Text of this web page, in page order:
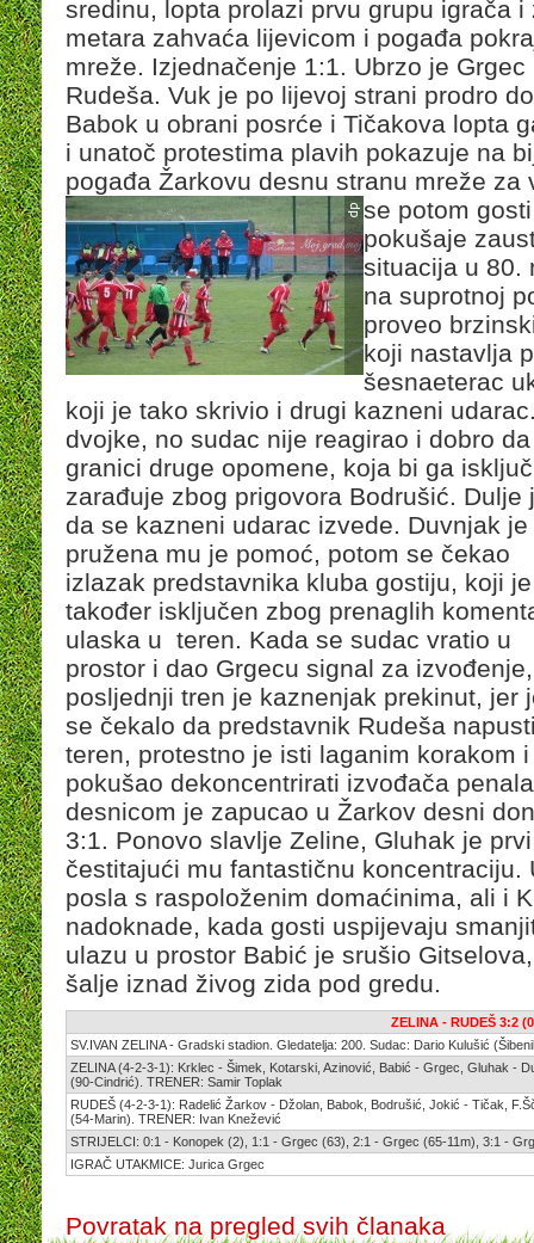
sredinu, lopta prolazi prvu grupu igrača
metara zahvaća lijevicom i pogađa
mreže. Izjednačenje 1:1. Ubrzo je
Rudeša. Vuk je po lijevoj strani prodro
Babok u obrani posrće i Tičakova lopta
i unatoč protestima plavih pokazuje na
pogađa Žarkovu desnu stranu mreže
se potom
pokušaje
situacija u 80.
na suprotnoj
proveo
koji nastavlja
šesnaeterac
koji je tako skrivio i drugi kazneni
dvojke, no sudac nije reagirao i dobro
granici druge opomene, koja bi ga
zarađuje zbog prigovora Bodrušić.
da se kazneni udarac izvede. Duvnjak
pružena mu je pomoć, potom se čekao
izlazak predstavnika kluba gostiju, koji je
također isključen zbog prenaglih
ulaska u teren. Kada se sudac vratio u
prostor i dao Grgecu signal za
posljednji tren je kaznenjak prekinut, jer
se čekalo da predstavnik Rudeša
teren, protestno je isti laganim korakom
pokušao dekoncentrirati izvođača
desnicom je zapucao u Žarkov desni
3:1. Ponovo slavlje Zeline, Gluhak je
čestitajući mu fantastičnu
posla s raspoloženim domaćinima, ali i
nadoknade, kada gosti uspijevaju
ulazu u prostor Babić je srušio
šalje iznad živog zida pod gredu.
ZELINA - RUDEŠ 3:2
SV.IVAN ZELINA - Gradski stadion. Gledatelja: 200. Sudac: Dario Kulušić
ZELINA (4-2-3-1): Krklec - Šimek, Kotarski, Azinović, Babić - Grgec, Gluhak -
(90-Cindrić). TRENER: Samir Toplak
RUDEŠ (4-2-3-1): Radelić Žarkov - Džolan, Babok, Bodrušić, Jokić - Tičak,
(54-Marin). TRENER: Ivan Knežević
STRIJELCI: 0:1 - Konopek (2), 1:1 - Grgec (63), 2:1 - Grgec (65-11m), 3:1 -
IGRAČ UTAKMICE: Jurica Grgec
Povratak na pregled svih članaka